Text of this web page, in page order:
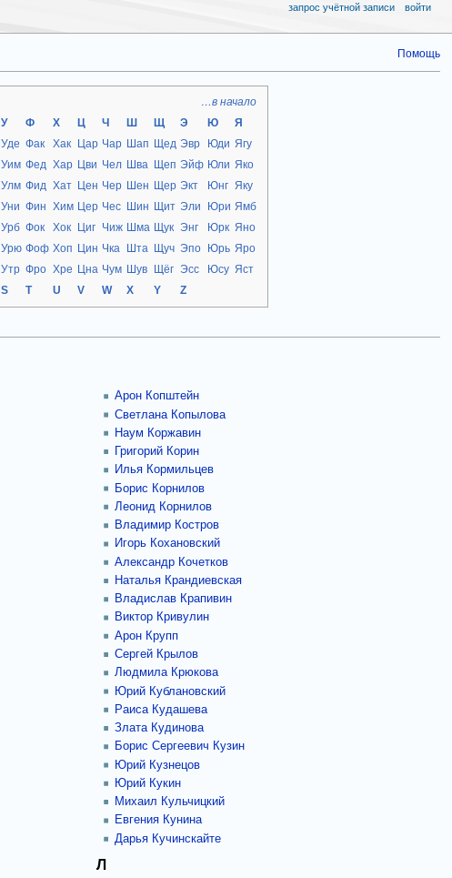
Помощь
…в начало
У Ф Х Ц Ч Ш Щ Э Ю
Я
Уде Фак Хак Цар Чар Шап Щед Эвр Юди Ягу
Уим Фед Хар Цви Чел Шва Щеп Эйф Юли Яко
Улм Фид Хат Цен Чер Шен Щер Экт Юнг Яку
Уни Фин Хим Цер Чес Шин Щит Эли Юри Ямб
Урб Фок Хок Циг Чиж Шма Щук Энг Юрк Яно
Урю Фоф Хоп Цин Чка Шта Щуч Эпо Юрь Яро
Утр Фро Хре Цна Чум Шув Щёг Эсс Юсу Яст
S T U V W X Y Z
Арон Копштейн
Светлана Копылова
Наум Коржавин
Григорий Корин
Илья Кормильцев
Борис Корнилов
Леонид Корнилов
Владимир Костров
Игорь Кохановский
Александр Кочетков
Наталья Крандиевская
Владислав Крапивин
Виктор Кривулин
Арон Крупп
Сергей Крылов
Людмила Крюкова
Юрий Кублановский
Раиса Кудашева
Злата Кудинова
Борис Сергеевич Кузин
Юрий Кузнецов
Юрий Кукин
Михаил Кульчицкий
Евгения Кунина
Дарья Кучинскайте
Л
запрос учётной записи войти